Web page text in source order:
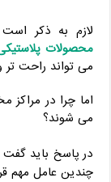
لازم به ذکر
محصولات
می تواند راحت تر
اما چرا در
می شوند؟
در پاسخ باید گفت
چندین عامل مهم